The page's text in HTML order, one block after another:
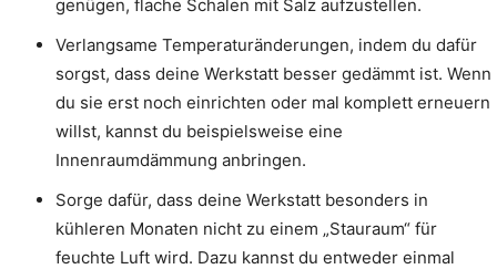
genügen, flache Schalen mit Salz aufzustellen.
Verlangsame Temperaturänderungen, indem du dafür
sorgst, dass deine Werkstatt besser gedämmt ist. Wenn
du sie erst noch einrichten oder mal komplett erneuern
willst, kannst du beispielsweise eine
Innenraumdämmung anbringen.
Sorge dafür, dass deine Werkstatt besonders in
kühleren Monaten nicht zu einem „Stauraum“ für
feuchte Luft wird. Dazu kannst du entweder einmal